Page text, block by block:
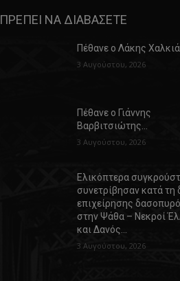
ΠΡΕΠΕΙ ΝΑ ΔΙΑΒΑΣΕΤΕ
Πέθανε ο Λάκης
3 Αυγούστου, 2026
Πέθανε ο Γιάννης
Βαρβιτσιώτης…
3 Αυγούστου, 2026
Ελικόπτερα
συνετρίβησαν κατά τη
επιχείρησης
στην Ψάθα – Νεκροί
και Δανός…
3 Αυγούστου, 2026